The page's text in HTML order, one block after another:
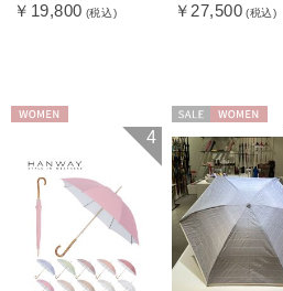
￥19,800 (税込) ￥27,500 (税込)
4